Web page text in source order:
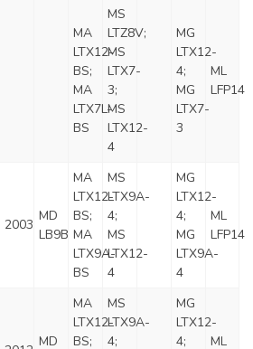
MA
LTX12-
BS;
MA
LTX7L-
BS
MS
LTZ8V;
MS
LTX7-
3;
MS
LTX12-
4
MG
LTX12-
4;
MG
LTX7-
3
ML
LFP14
2003
MD
LB9B
MA
LTX12-
BS;
MA
LTX9A-
BS
MS
LTX9A-
4;
MS
LTX12-
4
MG
LTX12-
4;
MG
LTX9A-
4
ML
LFP14
MD
MA
LTX12-
BS;
MS
LTX9A-
4;
MG
LTX12-
4;
ML